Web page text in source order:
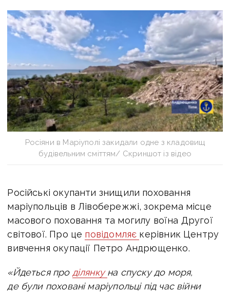
Росіяни в Маріуполі закидали одне з кладовищ
будівельним сміттям/ Скриншот із відео
Російські окупанти знищили поховання
маріупольців в Лівобережжі, зокрема місце
масового поховання та могилу воїна Другої
світової. Про це повідомляє керівник Центру
вивчення окупації Петро Андрющенко.
«Йдеться про ділянкуна спуску до моря,
де були поховані маріупольці під час війни